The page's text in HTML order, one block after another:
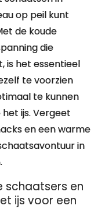
op peil kunt
de koude
die
is het essentieel
te voorzien
te kunnen
ijs. Vergeet
en een warme
in
schaatsers en
ijs voor een